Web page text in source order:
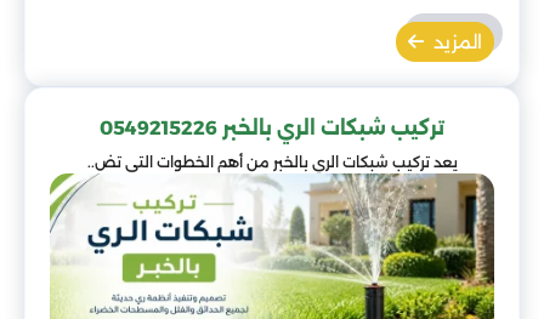
المزيد
تركيب شبكات الري بالخبر 0549215226
يعد تركيب شبكات الري بالخبر من أهم الخطوات التي تض..